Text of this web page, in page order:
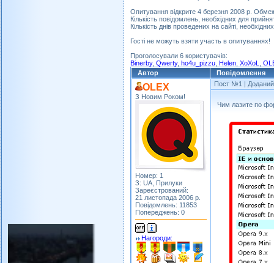
Опитування відкрите 4 березня 2008 р.
Кількість повідомлень, необхідних для
Кількість днів проведених на сайті,
Гості не можуть взяти участь в опитуваннях!
Проголосували 6 користувачів:
Binerby, Qwerty, ho4u_pizzu Helen XoXoL
Автор
Повідомлення
OLEX
З Новим Роком!
Номер: 1
З: UA, Прилуки
Зареєстрований:
21 листопада 2006 р.
Повідомлень: 11853
Попереджень: 0
Нагороди:
Пост №1 |
Чим лазите по